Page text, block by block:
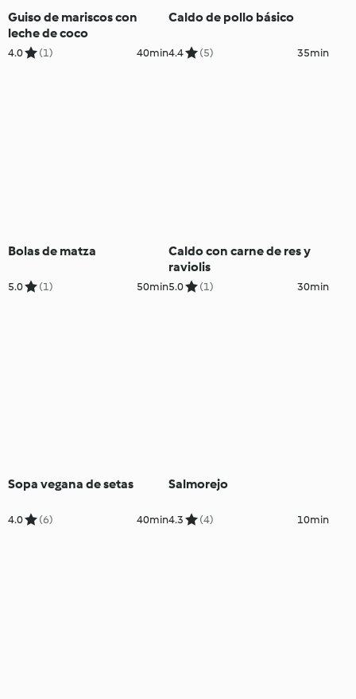
Guiso de mariscos con
leche de coco
4.0 (1) 40min
Caldo de pollo básico
4.4 (5) 35min
Bolas de matza
5.0 (1) 50min
Caldo con carne de res y
raviolis
5.0 (1) 30min
Sopa vegana de setas
4.0 (6) 40min
Salmorejo
4.3 (4) 10min